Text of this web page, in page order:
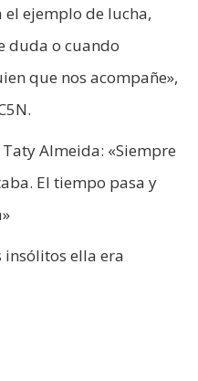
ejemplo de lucha,
duda o cuando
que nos acompañe»,
Almeida: «Siempre
El tiempo pasa y
insólitos ella era